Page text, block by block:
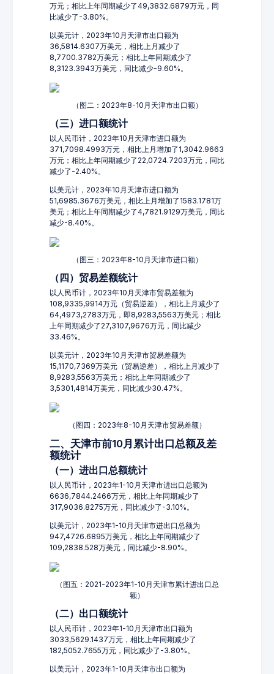
万元；相比上年同期减少了49,3832.6879万元，同
比减少了-3.80%。
以美元计，2023年10月天津市出口额为
36,5814.6307万美元，相比上月减少了
8,7700.3782万美元；相比上年同期减少了
8,3123.3943万美元，同比减少-9.60%。
（图二：2023年8-10月天津市出口额）
（三）进口额统计
以人民币计，2023年10月天津市进口额为
371,7098.4993万元，相比上月增加了1,3042.9663
万元；相比上年同期减少了22,0724.7203万元，同比
减少了-2.40%。
以美元计，2023年10月天津市进口额为
51,6985.3676万美元，相比上月增加了1583.1781万
美元；相比上年同期减少了4,7821.9129万美元，同比
减少-8.40%。
（图三：2023年8-10月天津市进口额）
（四）贸易差额统计
以人民币计，2023年10月天津市贸易差额为
108,9335,9914万元（贸易逆差），相比上月减少了
64,4973,2783万元，即8,9283,5563万美元；相比
上年同期减少了27,3107,9676万元，同比减少
33.46%。
以美元计，2023年10月天津市贸易差额为
15,1170,7369万美元（贸易逆差），相比上月减少了
8,9283,5563万美元；相比上年同期减少了
3,5301,4814万美元，同比减少30.47%。
（图四：2023年8-10月天津市贸易差额）
二、天津市前10月累计出口总额及差
额统计
（一）进出口总额统计
以人民币计，2023年1-10月天津市进出口总额为
6636,7844.2466万元，相比上年同期减少了
317,9036.8275万元，同比减少了-3.10%。
以美元计，2023年1-10月天津市进出口总额为
947,4726.6895万美元，相比上年同期减少了
109,2838.528万美元，同比减少-8.90%。
（图五：2021-2023年1-10月天津市累计进出口总
额）
（二）出口额统计
以人民币计，2023年1-10月天津市出口额为
3033,5629.1437万元，相比上年同期减少了
182,5052.7655万元，同比减少了-3.80%。
以美元计，2023年1-10月天津市出口额为